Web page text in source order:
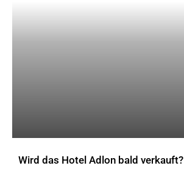
Wird das Hotel Adlon bald verkauft?